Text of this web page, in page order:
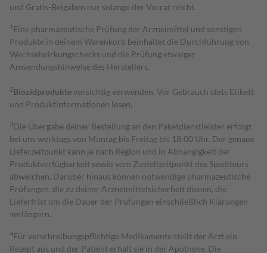
und Gratis-Beigaben nur solange der Vorrat reicht.
1 Eine pharmazeutische Prüfung der Arzneimittel und sonstigen
Produkte in deinem Warenkorb beinhaltet die Durchführung von
Wechselwirkungschecks und die Prüfung etwaiger
Anwendungshinweise des Herstellers.
2Biozidproduktevorsichtig verwenden. Vor Gebrauch stets Etikett
und Produktinformationen lesen.
3Die Übergabe deiner Bestellung an den Paketdienstleister erfolgt
bei uns werktags von Montag bis Freitag bis 18:00 Uhr. Der genaue
Lieferzeitpunkt kann je nach Region und in Abhängigkeit der
Produktverfügbarkeit sowie vom Zustellzeitpunkt des Spediteurs
abweichen. Darüber hinaus können notwendige pharmazeutische
Prüfungen, die zu deiner Arzneimittelsicherheit dienen, die
Lieferfrist um die Dauer der Prüfungen einschließlich Klärungen
verlängern.
4Für verschreibungspflichtige Medikamente stellt der Arzt ein
Rezept aus und der Patient erhält sie in der Apotheke. Die